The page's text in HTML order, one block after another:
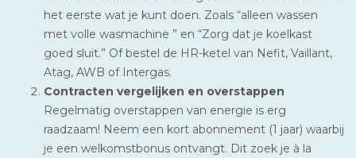
het eerste wat je kunt doen. Zoals “alleen wassen
met volle wasmachine ” en “Zorg dat je koelkast
goed sluit.” Of bestel de HR-ketel van Nefit, Vaillant,
Atag, AWB of Intergas.
Contracten vergelijken en overstappen
Regelmatig overstappen van energie is erg
raadzaam! Neem een kort abonnement (1 jaar) waarbij
je een welkomstbonus ontvangt. Dit zoek je à la